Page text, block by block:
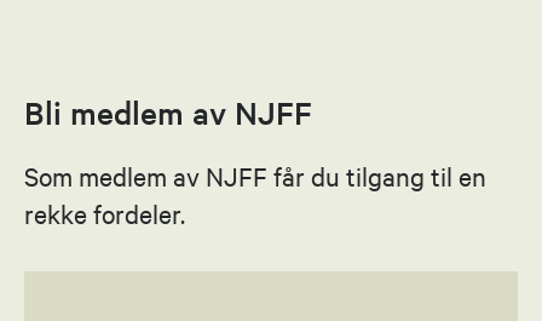
Send epost
Jan Oddmund Leinslie
Bli medlem av NJFF
Som medlem av NJFF får du tilgang til en
rekke fordeler.